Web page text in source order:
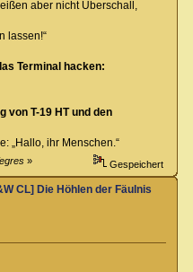
aber nicht Uberschall,
lassen!“
Terminal hacken:
von T-19 HT und den
„Hallo, ihr Menschen.“
» Gespeichert
CL] Die Höhlen der Fäulnis